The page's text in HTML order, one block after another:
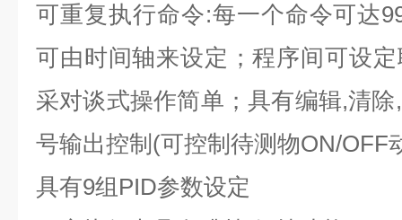
可重复执行命令:每一个命令可达
可由时间轴来设定；程序间可设
采对谈式操作简单；具有编辑,清
号输出控制(可控制待测物ON/OFF
具有9组PID参数设定